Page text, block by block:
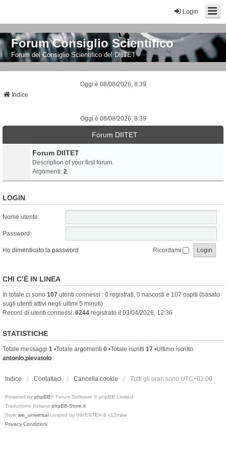
Login
Forum Consiglio Scientifico
Forum del Consiglio Scientifico del DIITET
Oggi è 08/08/2026, 8:39
Indice
Oggi è 08/08/2026, 8:39
Forum DIITET
Forum DIITET
Description of your first forum.
Argomenti: 2
LOGIN
Nome utente:
Password:
Ho dimenticato la password Ricordami
CHI C’È IN LINEA
In totale ci sono 107 utenti connessi : 0 registrati, 0 nascosti e 107 ospiti (basato
sugli utenti attivi negli ultimi 5 minuti)
Record di utenti connessi: 6244 registrato il 03/04/2026, 12:36
STATISTICHE
Totale messaggi 1 •Totale argomenti 0 •Totale iscritti 17 •Ultimo iscritto
antonio.pievatolo
Indice Contattaci Cancella cookie Tutti gli orari sono UTC+02:00
Powered by phpBB® Forum Software © phpBB Limited
Traduzione Italiana phpBB-Store.it
Style we_universal created by INVENTEA & v12mike
Privacy Condizioni